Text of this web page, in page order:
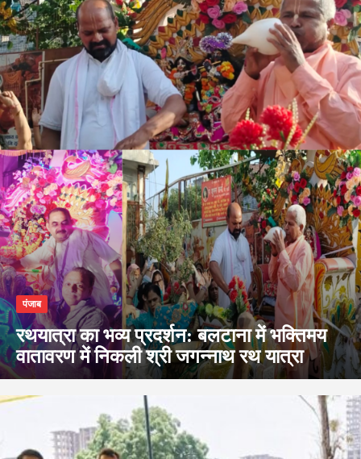
पंजाब
रथयात्रा का भव्य प्रदर्शन: बलटाना में भक्तिमय
वातावरण में निकली श्री जगन्नाथ रथ यात्रा